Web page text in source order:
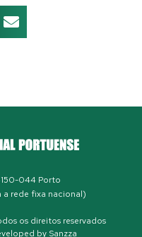
044 Porto
a rede fixa nacional)
os direitos reservados
by Sanzza